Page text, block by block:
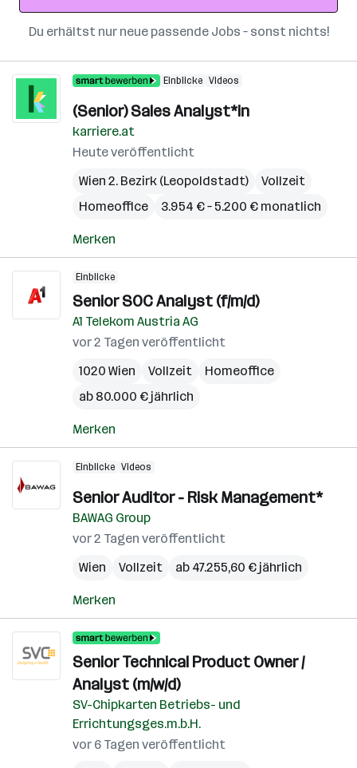
Du erhältst nur neue passende Jobs – sonst nichts!
Einblicke Videos
(Senior) Sales Analyst*in
karriere.at
Heute veröffentlicht
Wien 2. Bezirk (Leopoldstadt)
Vollzeit
Homeoffice
3.954 € – 5.200 € monatlich
Merken
Einblicke
Senior SOC Analyst (f/m/d)
A1 Telekom Austria AG
vor 2 Tagen veröffentlicht
1020 Wien
Vollzeit
Homeoffice
ab 80.000 € jährlich
Merken
Einblicke Videos
Senior Auditor - Risk Management*
BAWAG Group
vor 2 Tagen veröffentlicht
Wien
Vollzeit ab 47.255,60 € jährlich
Merken
Senior Technical Product Owner /
Analyst (m/w/d)
SV-Chipkarten Betriebs- und
Errichtungsges.m.b.H.
vor 6 Tagen veröffentlicht